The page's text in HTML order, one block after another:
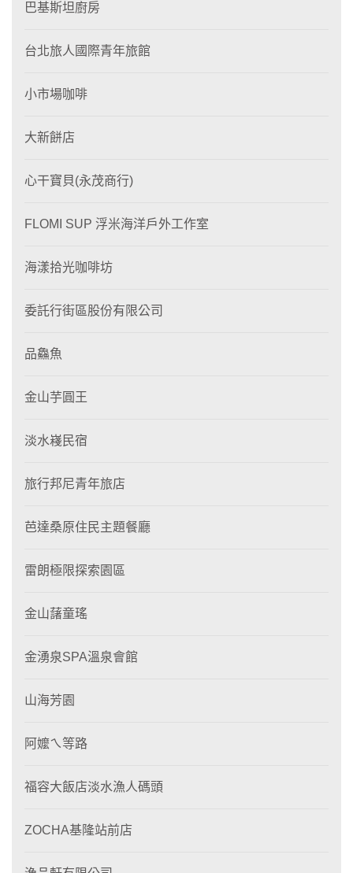
巴基斯坦廚房
台北旅人國際青年旅館
小市場咖啡
大新餅店
心干寶貝(永茂商行)
FLOMI SUP 浮米海洋戶外工作室
海漾拾光咖啡坊
委託行街區股份有限公司
品鱻魚
金山芋圓王
淡水嶘民宿
旅行邦尼青年旅店
芭達桑原住民主題餐廳
雷朗極限探索園區
金山藷童瑤
金湧泉SPA溫泉會館
山海芳園
阿嬤ㄟ等路
福容大飯店淡水漁人碼頭
ZOCHA基隆站前店